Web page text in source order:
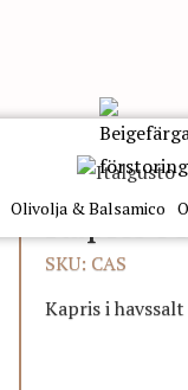
Olivolja & Balsamico
Kapris i
SKU: CAS
Kapris i